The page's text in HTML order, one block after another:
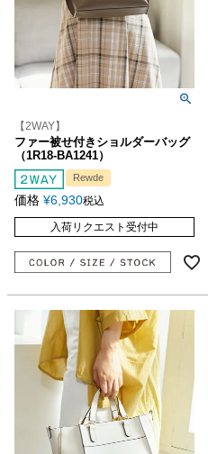
【2WAY】
ファー被せ付きショルダーバッグ
（1R18-BA1241）
Rewde
価格 ¥6,930税込
入荷リクエスト受付中